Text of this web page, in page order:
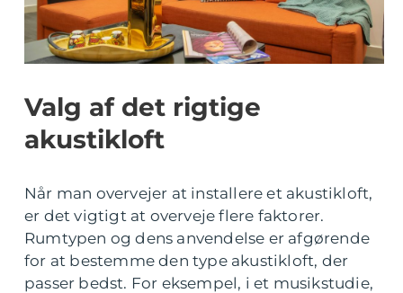
Valg af det rigtige
akustikloft
Når man overvejer at installere et akustikloft,
er det vigtigt at overveje flere faktorer.
Rumtypen og dens anvendelse er afgørende
for at bestemme den type akustikloft, der
passer bedst. For eksempel, i et musikstudie,